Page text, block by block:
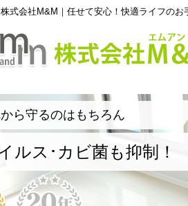
株式会社M&M｜任せて安心！快適ライフのお
ら守るのはもちろん
ルス･カビ菌も抑制！